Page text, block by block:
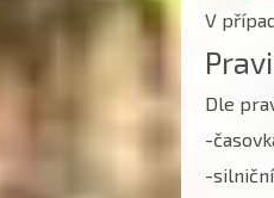
V
Dle
-
-